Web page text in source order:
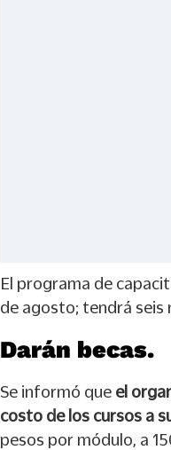
El programa de
de agosto; tendrá seis
Darán becas.
Se informó que el
costo de los cursos a
pesos por módulo, a